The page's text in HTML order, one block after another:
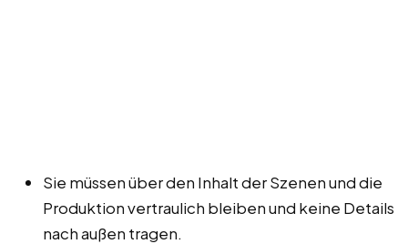
Sie müssen über den Inhalt der Szenen und die
Produktion vertraulich bleiben und keine Details
nach außen tragen.